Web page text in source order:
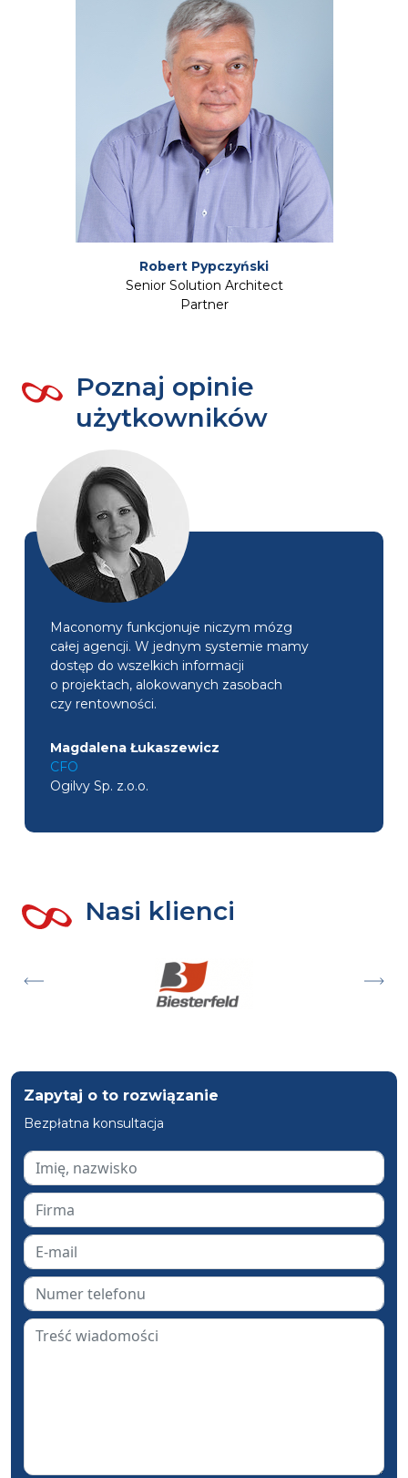
Zapytaj o to rozwiązanie
Bezpłatna konsultacja
Robert Pypczyński
Senior Solution Architect
Partner
Poznaj opinie
użytkowników
Maconomy funkcjonuje niczym mózg
całej agencji. W jednym systemie mamy
dostęp do wszelkich informacji
o projektach, alokowanych zasobach
czy rentowności.
Magdalena Łukaszewicz
CFO
Ogilvy Sp. z.o.o.
Nasi klienci